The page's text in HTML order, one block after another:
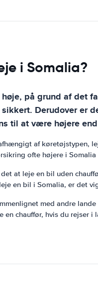
i Somalia?
på grund af
Derudover
til at være højere
af køretøjstypen,
ofte højere i
at leje en bil uden
en bil i Somalia, er det
med andre
chauffør, hvis du rejser i